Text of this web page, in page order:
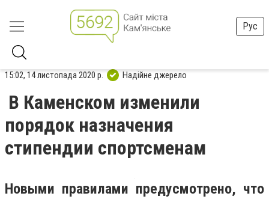
Рус
15:02, 14 листопада 2020 р. Надійне джерело
В Каменском изменили
порядок назначения
стипендии спортсменам
Новыми правилами предусмотрено, что